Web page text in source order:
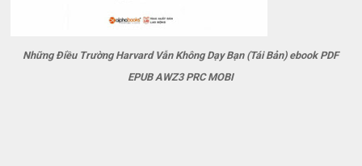
Những Điều Trường Harvard Vẫn Không Dạy Bạn (Tái Bản) ebook PDF
EPUB AWZ3 PRC MOBI